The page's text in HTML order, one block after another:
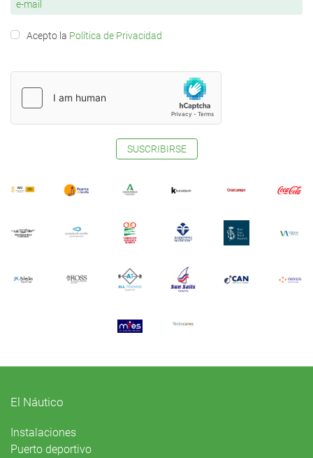
Acepto la Política de Privacidad
SUSCRIBIRSE
El Náutico
Instalaciones
Puerto deportivo